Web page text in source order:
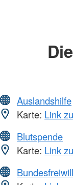
Auslandshilfe
Karte: Link
Blutspende
Karte: Link